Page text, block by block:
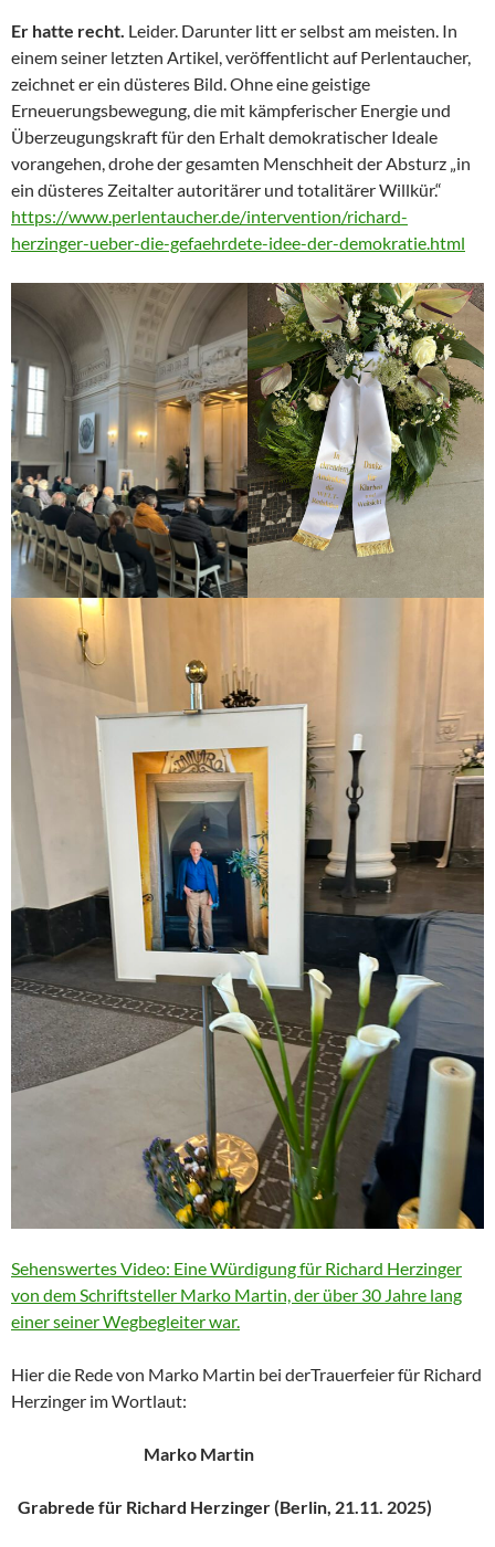
Er hatte recht. Leider. Darunter litt er selbst am meisten. In
einem seiner letzten Artikel, veröffentlicht auf Perlentaucher,
zeichnet er ein düsteres Bild. Ohne eine geistige
Erneuerungsbewegung, die mit kämpferischer Energie und
Überzeugungskraft für den Erhalt demokratischer Ideale
vorangehen, drohe der gesamten Menschheit der Absturz „in
ein düsteres Zeitalter autoritärer und totalitärer Willkür.“
https://www.perlentaucher.de/intervention/richard-
herzinger-ueber-die-gefaehrdete-idee-der-demokratie.html
Sehenswertes Video: Eine Würdigung für Richard Herzinger
von dem Schriftsteller Marko Martin, der über 30 Jahre lang
einer seiner Wegbegleiter war.
Hier die Rede von Marko Martin bei derTrauerfeier für Richard
Herzinger im Wortlaut:
Marko Martin
Grabrede für Richard Herzinger (Berlin, 21.11. 2025)